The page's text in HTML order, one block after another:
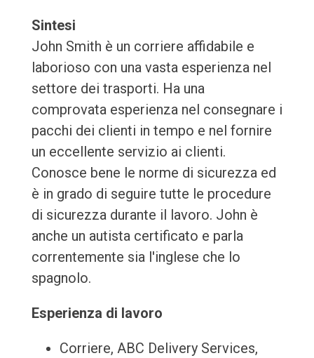
Sintesi
John Smith è un corriere affidabile e
laborioso con una vasta esperienza nel
settore dei trasporti. Ha una
comprovata esperienza nel consegnare i
pacchi dei clienti in tempo e nel fornire
un eccellente servizio ai clienti.
Conosce bene le norme di sicurezza ed
è in grado di seguire tutte le procedure
di sicurezza durante il lavoro. John è
anche un autista certificato e parla
correntemente sia l'inglese che lo
spagnolo.
Esperienza di lavoro
Corriere, ABC Delivery Services,